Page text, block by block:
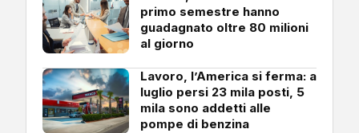
primo semestre hanno
guadagnato oltre 80 milioni
al giorno
Lavoro, l’America si ferma: a
luglio persi 23 mila posti, 5
mila sono addetti alle
pompe di benzina